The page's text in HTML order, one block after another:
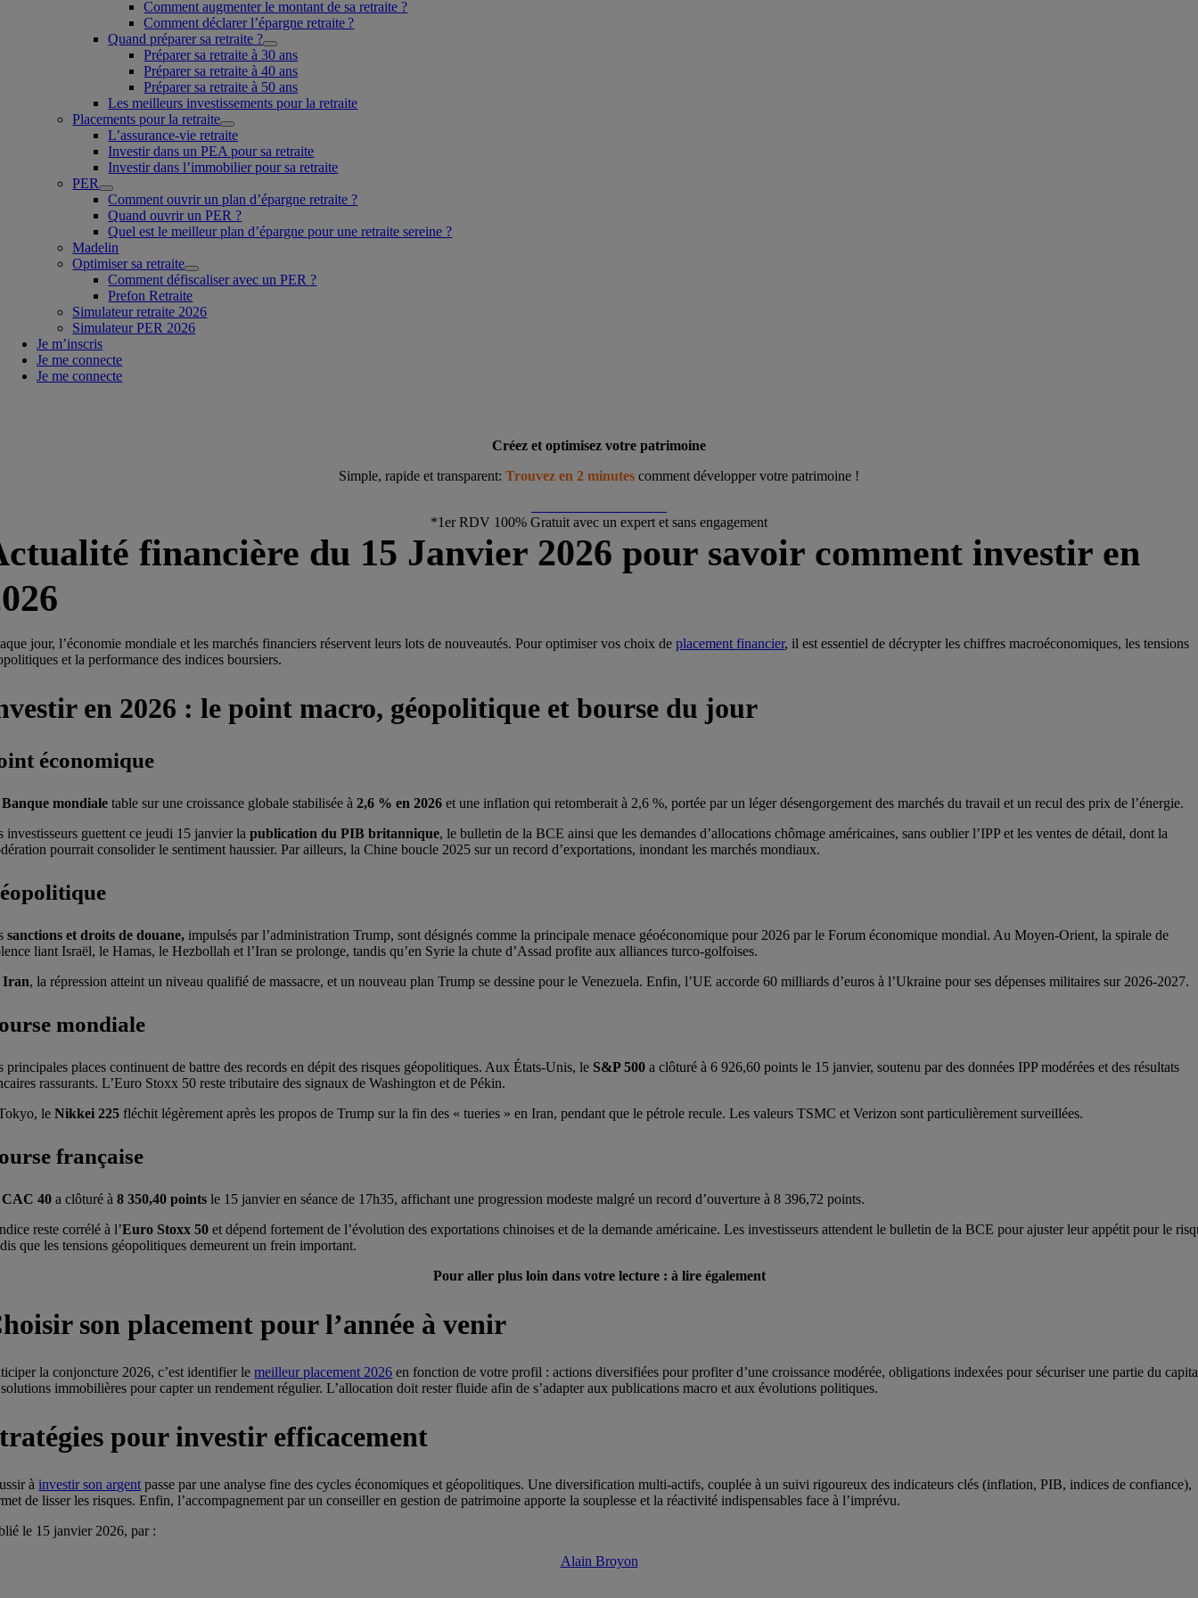
Comment augmenter le montant de sa retraite ?
Comment déclarer l’épargne retraite ?
Quand préparer sa retraite ?
Préparer sa retraite à 30 ans
Préparer sa retraite à 40 ans
Préparer sa retraite à 50 ans
Les meilleurs investissements pour la retraite
Placements pour la retraite
L’assurance-vie retraite
Investir dans un PEA pour sa retraite
Investir dans l’immobilier pour sa retraite
PER
Comment ouvrir un plan d’épargne retraite ?
Quand ouvrir un PER ?
Quel est le meilleur plan d’épargne pour une retraite sereine ?
Madelin
Optimiser sa retraite
Comment défiscaliser avec un PER ?
Prefon Retraite
Simulateur retraite 2026
Simulateur PER 2026
Je m’inscris
Je me connecte
Je me connecte
Créez et optimisez votre patrimoine
Simple, rapide et transparent: Trouvez en 2 minutes comment développer votre patrimoine !
*1er RDV 100% Gratuit avec un expert et sans engagement
financière du 15 Janvier 2026 pour savoir comment investir en
jour, l’économie mondiale et les marchés financiers réservent leurs lots de nouveautés. Pour optimiser vos choix deplacement financier, il est essentiel de décrypter les chiffres macroéconomiques, les tensions
et la performance des indices boursiers.
en 2026 : le point macro, géopolitique et bourse du jour
économique
Banque mondiale table sur une croissance globale stabilisée à2,6 % en 2026 et une inflation qui retomberait à 2,6 %, portée par un léger désengorgement des marchés du travail et un recul des prix de l’énergie.
investisseurs guettent ce jeudi 15 janvier lapublication du PIB britannique, le bulletin de la BCE ainsi que les demandes d’allocations chômage américaines, sans oublier l’IPP et les ventes de détail, dont la
pourrait consolider le sentiment haussier. Par ailleurs, la Chine boucle 2025 sur un record d’exportations, inondant les marchés mondiaux.
sanctions et droits de douane, impulsés par l’administration Trump, sont désignés comme la principale menace géoéconomique pour 2026 par le Forum économique mondial. Au Moyen-Orient, la spirale de
liant Israël, le Hamas, le Hezbollah et l’Iran se prolonge, tandis qu’en Syrie la chute d’Assad profite aux alliances turco-golfoises.
Iran, la répression atteint un niveau qualifié de massacre, et un nouveau plan Trump se dessine pour le Venezuela. Enfin, l’UE accorde 60 milliards d’euros à l’Ukraine pour ses dépenses militaires sur 2026-2027.
mondiale
principales places continuent de battre des records en dépit des risques géopolitiques. Aux États-Unis, le S&P 500 a clôturé à 6 926,60 points le 15 janvier, soutenu par des données IPP modérées et des résultats
rassurants. L’Euro Stoxx 50 reste tributaire des signaux de Washington et de Pékin.
leNikkei 225 fléchit légèrement après les propos de Trump sur la fin des « tueries » en Iran, pendant que le pétrole recule. Les valeurs TSMC et Verizon sont particulièrement surveillées.
française
CAC 40 a clôturé à8 350,40 points le 15 janvier en séance de 17h35, affichant une progression modeste malgré un record d’ouverture à 8 396,72 points.
reste corrélé à l’Euro Stoxx 50 et dépend fortement de l’évolution des exportations chinoises et de la demande américaine. Les investisseurs attendent le bulletin de la BCE pour ajuster leur appétit pour le
que les tensions géopolitiques demeurent un frein important.
Pour aller plus loin dans votre lecture : à lire également
son placement pour l’année à venir
la conjoncture 2026, c’est identifier lemeilleur placement 2026 en fonction de votre profil : actions diversifiées pour profiter d’une croissance modérée, obligations indexées pour sécuriser une partie du
immobilières pour capter un rendement régulier. L’allocation doit rester fluide afin de s’adapter aux publications macro et aux évolutions politiques.
pour investir efficacement
à investir son argent passe par une analyse fine des cycles économiques et géopolitiques. Une diversification multi-actifs, couplée à un suivi rigoureux des indicateurs clés (inflation, PIB, indices de confiance),
de lisser les risques. Enfin, l’accompagnement par un conseiller en gestion de patrimoine apporte la souplesse et la réactivité indispensables face à l’imprévu.
le 15 janvier 2026, par :
Alain Broyon